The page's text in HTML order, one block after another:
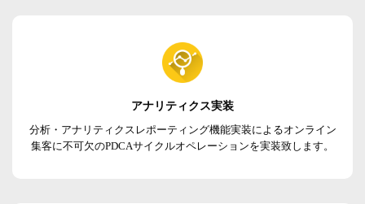
アナリティクス実装
分析・アナリティクスレポーティング機能実装によるオンライン
集客に不可欠のPDCAサイクルオペレーションを実装致します。